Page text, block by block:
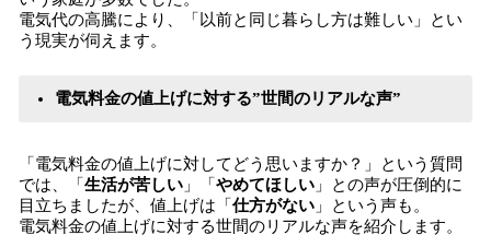
電気代の高騰により、「以前と同じ暮らし方は難しい」とい
う現実が伺えます。
電気料金の値上げに対する”世間のリアルな声”
「電気料金の値上げに対してどう思いますか？」という質問
では、「 生活が苦しい 」「 やめてほしい 」との声が圧倒的に
目立ちましたが、値上げは「 仕方がない 」という声も。
電気料金の値上げに対する世間のリアルな声を紹介します。